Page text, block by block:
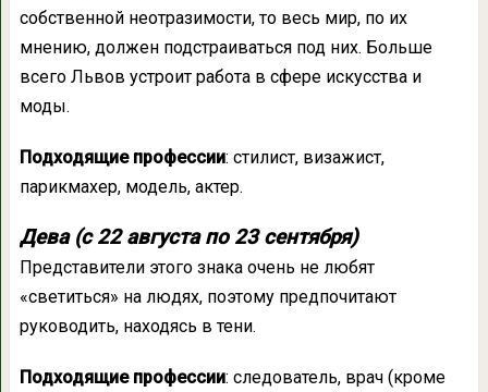
собственной неотразимости, то весь мир, по их
мнению, должен подстраиваться под них. Больше
всего Львов устроит работа в сфере искусства и
моды.
Подходящие профессии: стилист, визажист,
парикмахер, модель, актер.
Дева (с 22 августа по 23 сентября)
Представители этого знака очень не любят
«светиться» на людях, поэтому предпочитают
руководить, находясь в тени.
Подходящие профессии: следователь, врач (кроме